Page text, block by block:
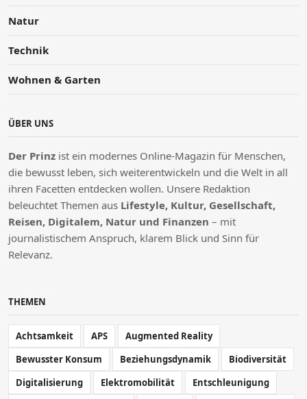
Natur
Technik
Wohnen & Garten
ÜBER UNS
Der Prinz ist ein modernes Online-Magazin für Menschen,
die bewusst leben, sich weiterentwickeln und die Welt in all
ihren Facetten entdecken wollen. Unsere Redaktion
beleuchtet Themen aus Lifestyle, Kultur, Gesellschaft,
Reisen, Digitalem, Natur und Finanzen – mit
journalistischem Anspruch, klarem Blick und Sinn für
Relevanz.
THEMEN
Achtsamkeit APS
Augmented Reality
Bewusster Konsum
Beziehungsdynamik
Biodiversität
Digitalisierung
Elektromobilität
Entschleunigung